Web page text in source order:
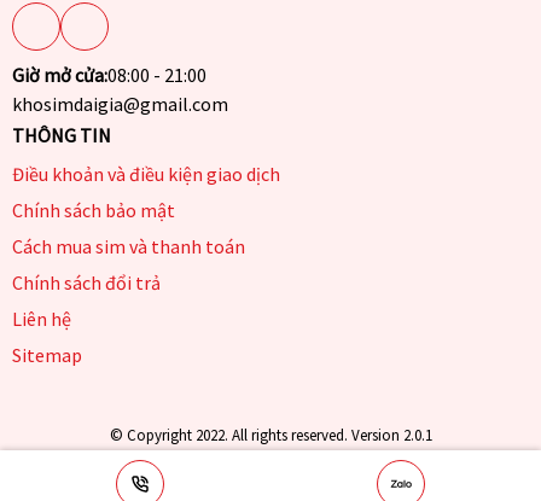
Giờ mở cửa:08:00 - 21:00
khosimdaigia@gmail.com
THÔNG TIN
Điều khoản và điều kiện giao dịch
Chính sách bảo mật
Cách mua sim và thanh toán
Chính sách đổi trả
Liên hệ
Sitemap
© Copyright 2022. All rights reserved. Version 2.0.1